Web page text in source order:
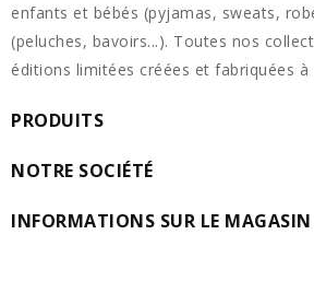
enfants et bébés (pyjamas, sweats,
(peluches, bavoirs...). Toutes nos
éditions limitées créées et fabriquées à
PRODUITS
NOTRE SOCIÉTÉ
INFORMATIONS SUR LE MAGASIN